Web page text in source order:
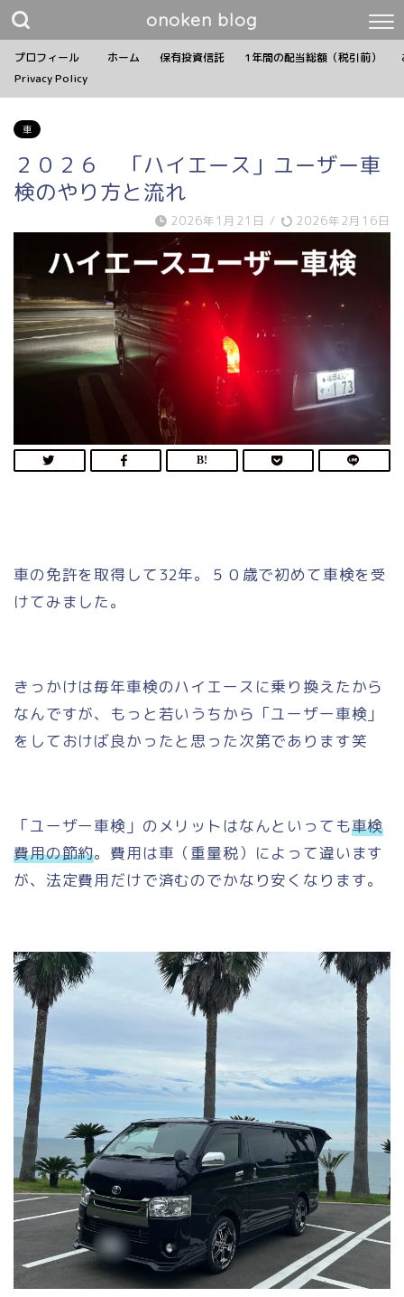
onoken blog
プロフィール
Privacy Policy
ホーム 保有投資信託 1年間の配当総額（税引前）
車
２０２６ 「ハイエース」ユーザー車
検のやり方と流れ
2026年1月21日 / 2026年2月16日
車の免許を取得して32年。５０歳で初めて車検を受
けてみました。
きっかけは毎年車検のハイエースに乗り換えたから
なんですが、もっと若いうちから「ユーザー車検」
をしておけば良かったと思った次第であります笑
「ユーザー車検」のメリットはなんといっても車検
費用の節約。費用は車（重量税）によって違います
が、法定費用だけで済むのでかなり安くなります。